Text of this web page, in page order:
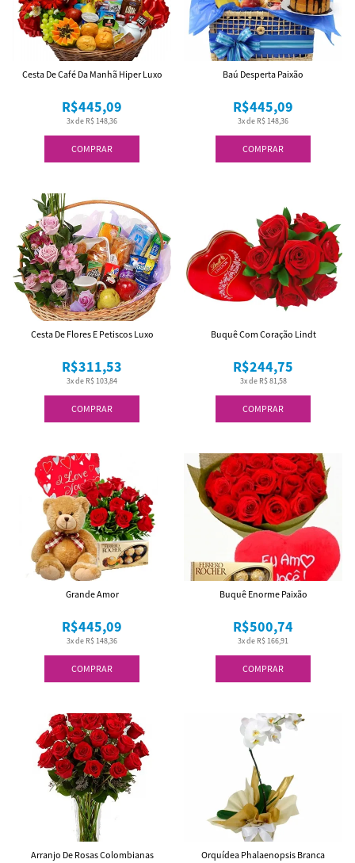
COMPRAR
3x de R$ 148,36
R$445,09
Cesta De Café Da Manhã Hiper Luxo
COMPRAR
3x de R$ 148,36
R$445,09
Baú Desperta Paixão
COMPRAR
3x de R$ 103,84
R$311,53
Cesta De Flores E Petiscos Luxo
COMPRAR
3x de R$ 81,58
R$244,75
Buquê Com Coração Lindt
COMPRAR
3x de R$ 148,36
R$445,09
Grande Amor
COMPRAR
3x de R$ 166,91
R$500,74
Buquê Enorme Paixão
Arranjo De Rosas Colombianas
Orquídea Phalaenopsis Branca